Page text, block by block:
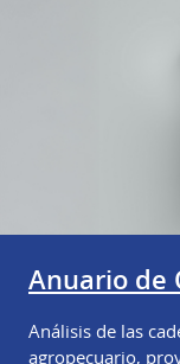
Anuario de
Análisis de las
agropecuario,